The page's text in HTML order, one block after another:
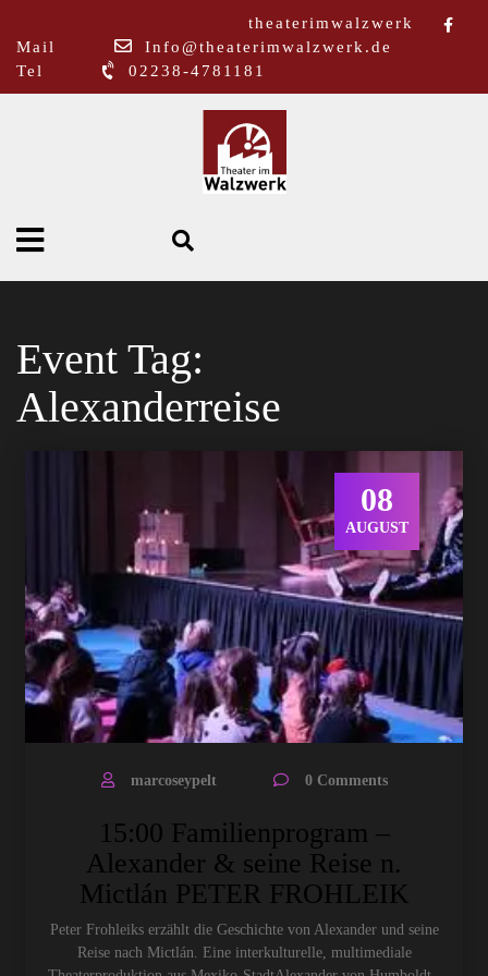
theaterimwalzwerk
Mail
Info@theaterimwalzwerk.de
Tel
02238-4781181
Event Tag:
Alexanderreise
08
AUGUST
marcoseypelt 0 Comments
15:00 Familienprogram –
Alexander & seine Reise n.
Mictlán PETER FROHLEIK
Peter Frohleiks erzählt die Geschichte von Alexander und seine
Reise nach Mictlán. Eine interkulturelle, multimediale